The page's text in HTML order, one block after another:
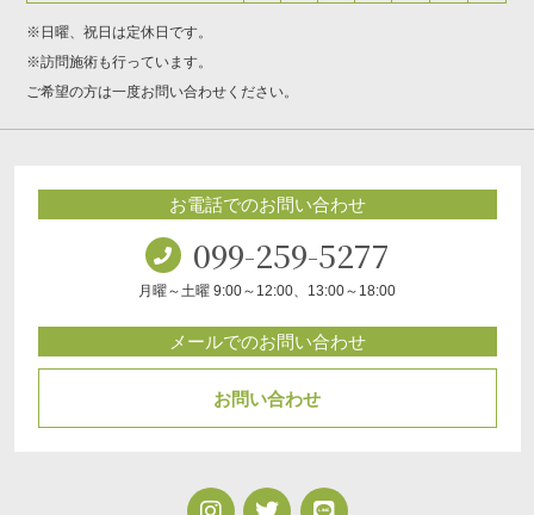
※日曜、祝日は定休日です。
※訪問施術も行っています。
ご希望の方は一度お問い合わせください。
お電話でのお問い合わせ
099-259-5277
月曜～土曜 9:00～12:00、13:00～18:00
メールでのお問い合わせ
お問い合わせ